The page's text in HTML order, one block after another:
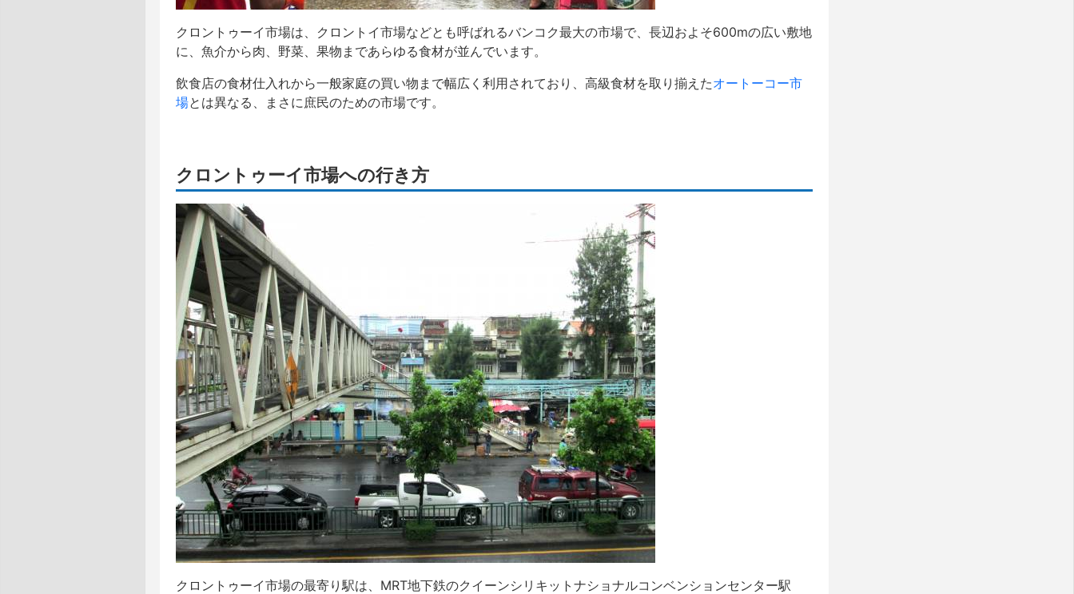
クロントゥーイ市場は、クロントイ市場などとも呼ばれるバンコク最大の市場で、長辺およそ600mの広い敷地
に、魚介から肉、野菜、果物まであらゆる食材が並んでいます。
飲食店の食材仕入れから一般家庭の買い物まで幅広く利用されており、高級食材を取り揃えたオートーコー市
場とは異なる、まさに庶民のための市場です。
クロントゥーイ市場への行き方
クロントゥーイ市場の最寄り駅は、MRT地下鉄のクイーンシリキットナショナルコンベンションセンター駅